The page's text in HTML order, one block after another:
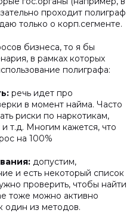
проходит полиграф
только о корп.сегменте.
бизнеса, то я бы
в рамках которых
полиграфа:
речь идет про
в момент найма. Часто
риски по наркотикам,
т.д. Многим кажется, что
на 100%
допустим,
и есть некоторый список
проверить, чтобы найти
тоже можно активно
один из методов.